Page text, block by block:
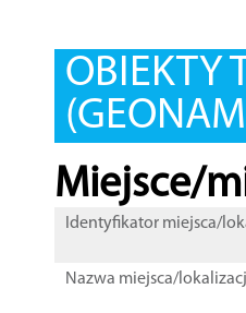
OBIEKTY
Miejsce/
Identyfikator miejsca/
Nazwa miejsca/